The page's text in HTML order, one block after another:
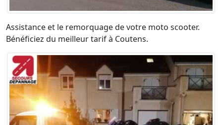
Assistance et le remorquage de votre moto scooter.
Bénéficiez du meilleur tarif à Coutens.